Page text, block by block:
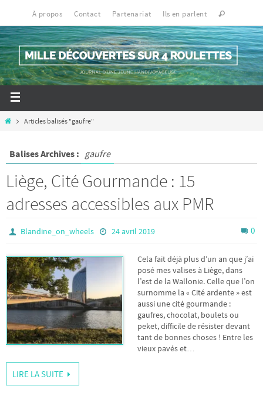
À propos Contact Partenariat Ils en parlent
Articles balisés "gaufre"
Balises Archives : gaufre
Liège, Cité Gourmande : 15
adresses accessibles aux PMR
Blandine_on_wheels 24 avril 2019 0
Cela fait déjà plus d’un an que j’ai
posé mes valises à Liège, dans
l’est de la Wallonie. Celle que l’on
surnomme la « Cité ardente » est
aussi une cité gourmande :
gaufres, chocolat, boulets ou
peket, difficile de résister devant
tant de bonnes choses ! Entre les
vieux pavés et…
LIRE LA SUITE